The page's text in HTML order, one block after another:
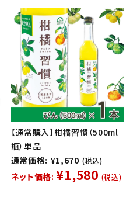
【通常購入】柑橘習慣（500ml
瓶）単品
通常価格: ¥1,670 (税込)
ネット価格: ¥1,580 (税込)